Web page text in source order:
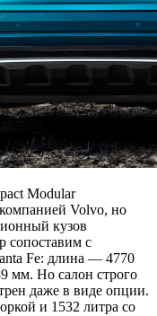
Modular
Volvo, но
кузов
сопоставим с
Fe: длина — 4770
Но салон строго
даже в виде опции.
и 1532 литра со